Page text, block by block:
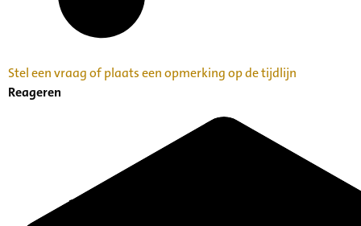
Stel een vraag of plaats een opmerking op de tijdlijn
Reageren